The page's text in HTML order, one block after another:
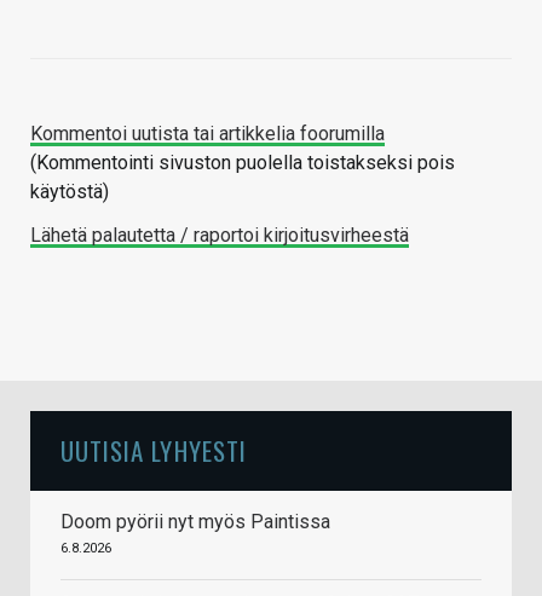
Kommentoi uutista tai artikkelia foorumilla
(Kommentointi sivuston puolella toistakseksi pois
käytöstä)
Lähetä palautetta / raportoi kirjoitusvirheestä
UUTISIA LYHYESTI
Doom pyörii nyt myös Paintissa
6.8.2026